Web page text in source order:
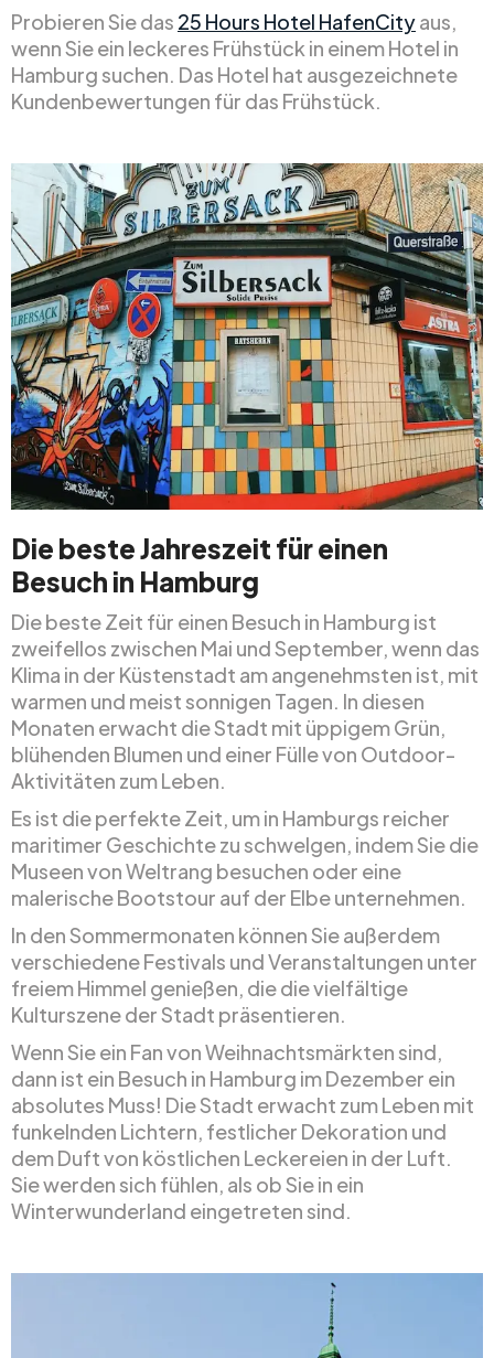
Probieren Sie das 25 Hours Hotel HafenCityaus,
wenn Sie ein leckeres Frühstück in einem Hotel in
Hamburg suchen. Das Hotel hat ausgezeichnete
Kundenbewertungen für das Frühstück.
Die beste Jahreszeit für einen
Besuch in Hamburg
Die beste Zeit für einen Besuch in Hamburg ist
zweifellos zwischen Mai und September, wenn das
Klima in der Küstenstadt am angenehmsten ist, mit
warmen und meist sonnigen Tagen. In diesen
Monaten erwacht die Stadt mit üppigem Grün,
blühenden Blumen und einer Fülle von Outdoor-
Aktivitäten zum Leben.
Es ist die perfekte Zeit, um in Hamburgs reicher
maritimer Geschichte zu schwelgen, indem Sie die
Museen von Weltrang besuchen oder eine
malerische Bootstour auf der Elbe unternehmen.
In den Sommermonaten können Sie außerdem
verschiedene Festivals und Veranstaltungen unter
freiem Himmel genießen, die die vielfältige
Kulturszene der Stadt präsentieren.
Wenn Sie ein Fan von Weihnachtsmärkten sind,
dann ist ein Besuch in Hamburg im Dezember ein
absolutes Muss! Die Stadt erwacht zum Leben mit
funkelnden Lichtern, festlicher Dekoration und
dem Duft von köstlichen Leckereien in der Luft.
Sie werden sich fühlen, als ob Sie in ein
Winterwunderland eingetreten sind.